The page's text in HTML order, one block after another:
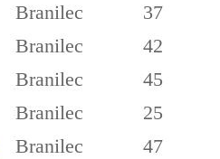
Branilec
37
Branilec
42
Branilec
45
Branilec
25
Branilec
47